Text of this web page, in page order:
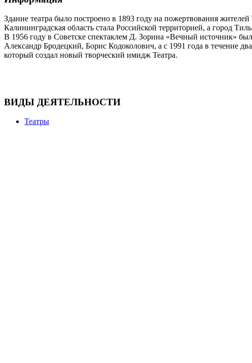
Здание театра было построено в 1893 году на пожертвования
Калининградская область стала Российской территорией, а город
В 1956 году в Советске спектаклем Д. Зорина «Вечный источник»
Александр Бродецкий, Борис Кодоколович, а с 1991 года в течение
который создал новый творческий имидж Театра.
ВИДЫ ДЕЯТЕЛЬНОСТИ
Театры